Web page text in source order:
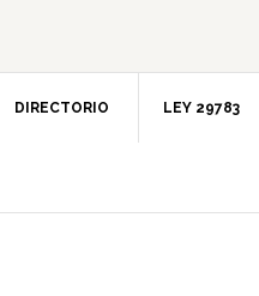
DIRECTORIO LEY 29783